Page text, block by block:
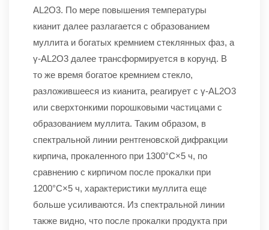
AL2O3. По мере повышения температуры
кианит далее разлагается с образованием
муллита и богатых кремнием стеклянных фаз, а
γ-AL2O3 далее трансформируется в корунд. В
то же время богатое кремнием стекло,
разложившееся из кианита, реагирует с γ-AL2O3
или сверхтонкими порошковыми частицами с
образованием муллита. Таким образом, в
спектральной линии рентгеновской дифракции
кирпича, прокаленного при 1300°C×5 ч, по
сравнению с кирпичом после прокалки при
1200°C×5 ч, характеристики муллита еще
больше усиливаются. Из спектральной линии
также видно, что после прокалки продукта при